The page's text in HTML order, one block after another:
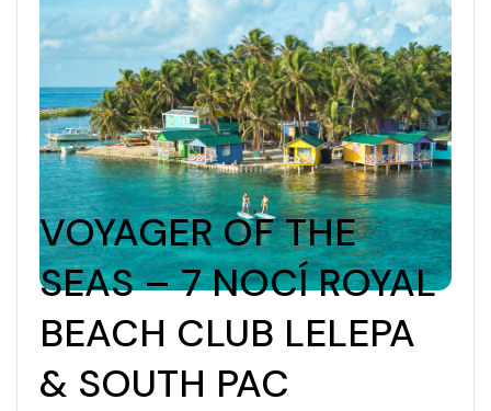
VOYAGER OF THE
SEAS – 7 NOCÍ ROYAL
BEACH CLUB LELEPA
& SOUTH PAC